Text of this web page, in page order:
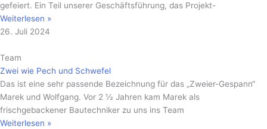
gefeiert. Ein Teil unserer Geschäftsführung, das Projekt-
Weiterlesen »
26. Juli 2024
Team
Zwei wie Pech und Schwefel
Das ist eine sehr passende Bezeichnung für das „Zweier-Gespann“
Marek und Wolfgang. Vor 2 ½ Jahren kam Marek als
frischgebackener Bautechniker zu uns ins Team
Weiterlesen »